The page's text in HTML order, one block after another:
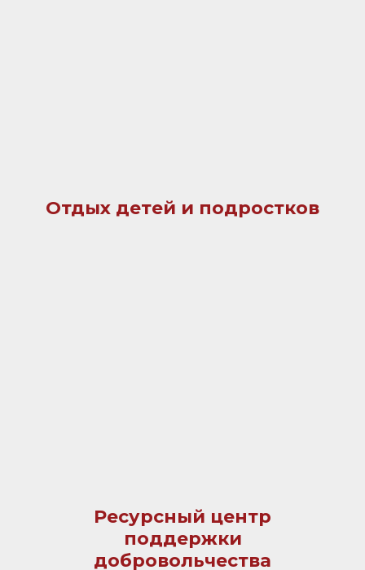
Отдых детей и подростков
Ресурсный центр
поддержки
добровольчества